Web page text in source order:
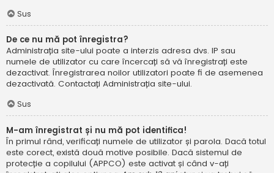
Sus
De ce nu mă pot înregistra?
Administrația site-ului poate a interzis adresa dvs. IP sau
numele de utilizator cu care încercați să vă înregistrați este
dezactivat. Înregistrarea noilor utilizatori poate fi de asemenea
dezactivată. Contactați Administrația site-ului.
Sus
M-am înregistrat și nu mă pot identifica!
În primul rând, verificați numele de utilizator și parola. Dacă totul
este corect, există două motive posibile. Dacă sistemul de
protecție a copilului (APPCO) este activat și când v-ați